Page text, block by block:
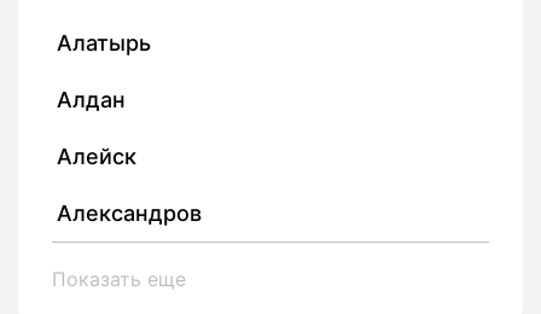
Алатырь
Алдан
Алейск
Александров
Показать еще